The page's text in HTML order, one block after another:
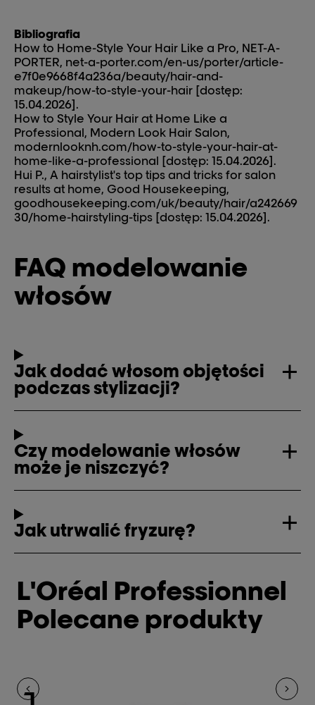
Bibliografia
How to Home-Style Your Hair Like a Pro, NET-A-
PORTER, net-a-porter.com/en-us/porter/article-
e7f0e9668f4a236a/beauty/hair-and-
makeup/how-to-style-your-hair [dostęp:
15.04.2026].
How to Style Your Hair at Home Like a
Professional, Modern Look Hair Salon,
modernlooknh.com/how-to-style-your-hair-at-
home-like-a-professional [dostęp: 15.04.2026].
Hui P., A hairstylist's top tips and tricks for salon
results at home, Good Housekeeping,
goodhousekeeping.com/uk/beauty/hair/a242669
30/home-hairstyling-tips [dostęp: 15.04.2026].
FAQ modelowanie
włosów
Jak dodać włosom objętości
podczas stylizacji?
Czy modelowanie włosów
może je niszczyć?
Jak utrwalić fryzurę?
L'Oréal Professionnel
Polecane produkty